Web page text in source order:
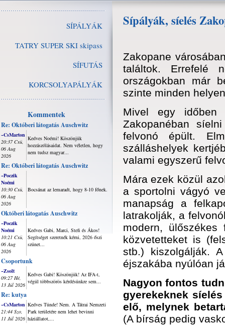
SÍPÁLYÁK
TATRY SUPER SKI skipass
SÍFUTÁS
KORCSOLYAPÁLYÁK
Kommentek
Re: Októberi látogatás Auschwitz
~CsMarton
20:37 Csü,
06 Aug
2026
Kedves Noémi! Köszönjük
hozzászólásaidat. Nem véletlen, hogy
nem tudsz magyar...
Re: Októberi látogatás Auschwitz
~Poczik
Noémi
10:30 Csü,
06 Aug
2026
Bocsánat az lemaradt, hogy 8-10 főnek.
Októberi látogatás Auschwitz
~Poczik
Noémi
10:21 Csü,
06 Aug
2026
Kedves Gabi, Marci, Stefi és Ákos!
Segítséget szeretnék kérni, 2026 őszi
szünet...
Csoportunk
~Zsolt
09:27 Hé,
13 Júl 2026
Kedves Gabi! Köszönjük! Az IFA-t,
végül többszörös kérdésünkre sem...
Re: kutya
~CsMarton
21:44 Szo,
11 Júl 2026
Kedves Tünde! Nem. A Tátrai Nemzeti
Park területére nem lehet bevinni
háziállatot,...
Sípályák, síelés
Zakopane
találtok. Errefelé
országokban már
szinte minden
Mivel egy időben
Zakopanéban
felvonó épült.
szálláshelyek
valami egyszerű
Mára ezek közül
a sportolni vágyó
manapság a
latrakolják, a
modern,
közvetetteket is
stb.) kiszolgálják.
éjszakába nyúlóan
Nagyon fontos
gyerekeknek
elő, melynek
(A bírság pedig